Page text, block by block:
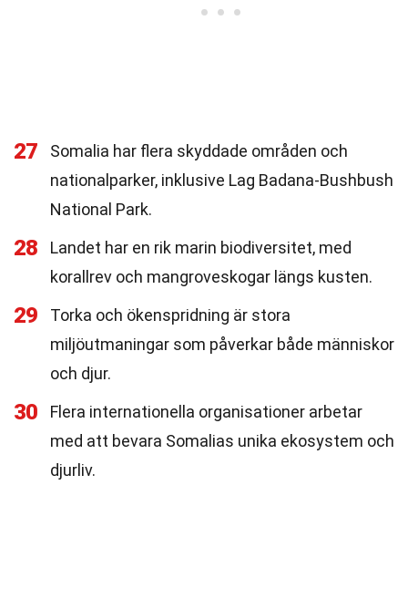
27
Somalia har flera skyddade områden och
nationalparker, inklusive Lag Badana-Bushbush
National Park.
28
Landet har en rik marin biodiversitet, med
korallrev och mangroveskogar längs kusten.
29
Torka och ökenspridning är stora
miljöutmaningar som påverkar både människor
och djur.
30
Flera internationella organisationer arbetar
med att bevara Somalias unika ekosystem och
djurliv.